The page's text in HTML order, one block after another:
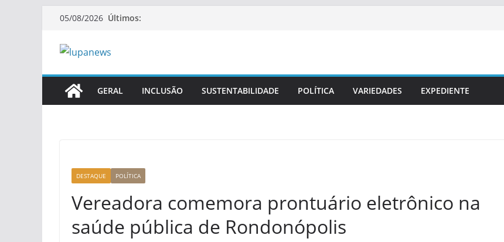
Pular05/08/2026 Últimos:
GERAL INCLUSÃO SUSTENTABILIDADE POLÍTICA VARIEDADES EXPEDIENTE
DESTAQUE POLÍTICA
Vereadora comemora prontuário eletrônico na
saúde pública de Rondonópolis